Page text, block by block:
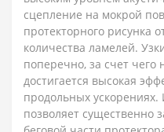
сцепление на мокрой
протекторного рисунка
количества ламелей.
поперечно, за счет чего
достигается высокая
продольных
позволяет существенно